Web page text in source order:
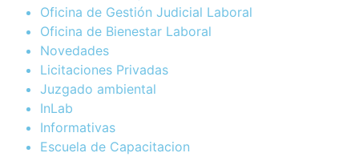
Oficina de Gestión Judicial Laboral
Oficina de Bienestar Laboral
Novedades
Licitaciones Privadas
Juzgado ambiental
InLab
Informativas
Escuela de Capacitacion